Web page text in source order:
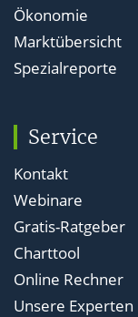
Ökonomie
Marktübersicht
Spezialreporte
Service
Kontakt
Webinare
Gratis-Ratgeber
Charttool
Online Rechner
Unsere Experten